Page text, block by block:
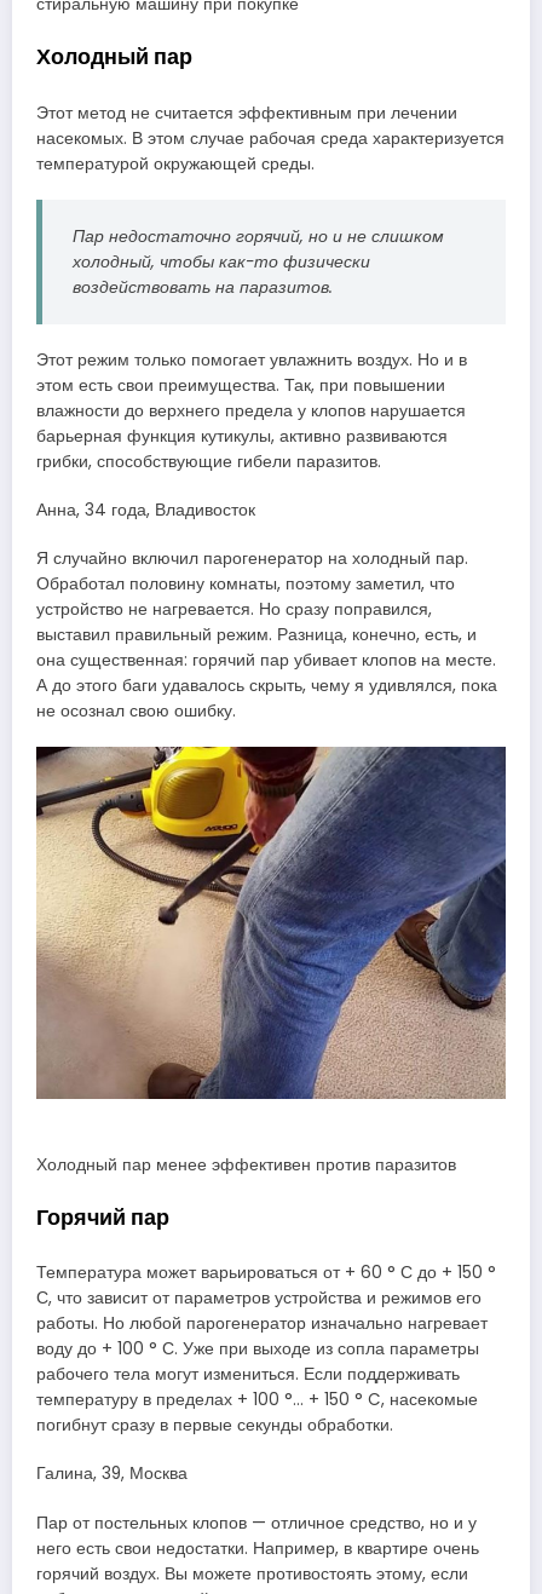
Холодный пар
Этот метод не считается эффективным при лечении
насекомых. В этом случае рабочая среда характеризуется
температурой окружающей среды.
Пар недостаточно горячий, но и не слишком
холодный, чтобы как-то физически
воздействовать на паразитов.
Этот режим только помогает увлажнить воздух. Но и в
этом есть свои преимущества. Так, при повышении
влажности до верхнего предела у клопов нарушается
барьерная функция кутикулы, активно развиваются
грибки, способствующие гибели паразитов.
Анна, 34 года, Владивосток
Я случайно включил парогенератор на холодный пар.
Обработал половину комнаты, поэтому заметил, что
устройство не нагревается. Но сразу поправился,
выставил правильный режим. Разница, конечно, есть, и
она существенная: горячий пар убивает клопов на месте.
А до этого баги удавалось скрыть, чему я удивлялся, пока
не осознал свою ошибку.
Холодный пар менее эффективен против паразитов
Горячий пар
Температура может варьироваться от + 60 ° С до + 150 °
С, что зависит от параметров устройства и режимов его
работы. Но любой парогенератор изначально нагревает
воду до + 100 ° С. Уже при выходе из сопла параметры
рабочего тела могут измениться. Если поддерживать
температуру в пределах + 100 °… + 150 ° C, насекомые
погибнут сразу в первые секунды обработки.
Галина, 39, Москва
Пар от постельных клопов — отличное средство, но и у
него есть свои недостатки. Например, в квартире очень
горячий воздух. Вы можете противостоять этому, если